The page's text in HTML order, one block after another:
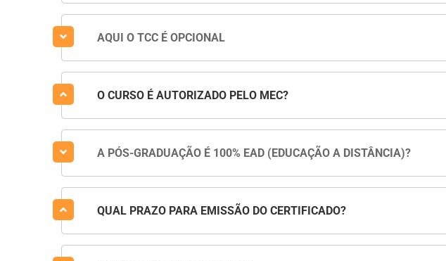
AQUI O TCC É OPCIONAL
O CURSO É AUTORIZADO PELO MEC?
A PÓS-GRADUAÇÃO É 100% EAD (EDUCAÇÃO A DISTÂNCIA)?
QUAL PRAZO PARA EMISSÃO DO CERTIFICADO?